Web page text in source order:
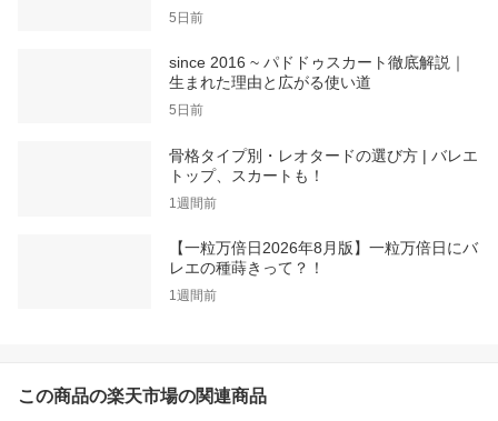
5日前
since 2016 ~ パドドゥスカート徹底解説｜
生まれた理由と広がる使い道
5日前
骨格タイプ別・レオタードの選び方 | バレエ
トップ、スカートも！
1週間前
【一粒万倍日2026年8月版】一粒万倍日にバ
レエの種蒔きって？！
1週間前
この商品の楽天市場の関連商品